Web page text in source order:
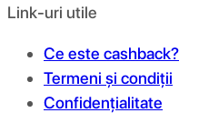
Link-uri utile
Ce este cashback?
Termeni și condiții
Confidențialitate